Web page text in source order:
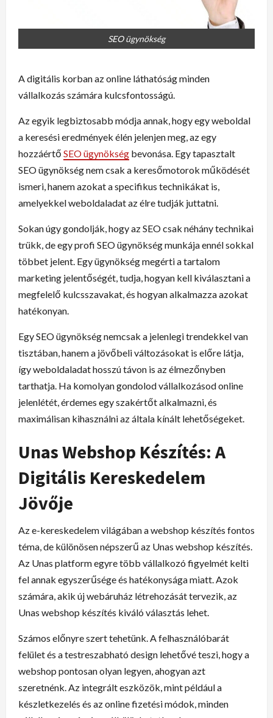
SEO ügynökség
A digitális korban az online láthatóság minden
vállalkozás számára kulcsfontosságú.
Az egyik legbiztosabb módja annak, hogy egy weboldal
a keresési eredmények élén jelenjen meg, az egy
hozzáértő SEO ügynökség bevonása. Egy tapasztalt
SEO ügynökség nem csak a keresőmotorok működését
ismeri, hanem azokat a specifikus technikákat is,
amelyekkel weboldaladat az élre tudják juttatni.
Sokan úgy gondolják, hogy az SEO csak néhány technikai
trükk, de egy profi SEO ügynökség munkája ennél sokkal
többet jelent. Egy ügynökség megérti a tartalom
marketing jelentőségét, tudja, hogyan kell kiválasztani a
megfelelő kulcsszavakat, és hogyan alkalmazza azokat
hatékonyan.
Egy SEO ügynökség nemcsak a jelenlegi trendekkel van
tisztában, hanem a jövőbeli változásokat is előre látja,
így weboldaladat hosszú távon is az élmezőnyben
tarthatja. Ha komolyan gondolod vállalkozásod online
jelenlétét, érdemes egy szakértőt alkalmazni, és
maximálisan kihasználni az általa kínált lehetőségeket.
Unas Webshop Készítés: A
Digitális Kereskedelem
Jövője
Az e-kereskedelem világában a webshop készítés fontos
téma, de különösen népszerű az Unas webshop készítés.
Az Unas platform egyre több vállalkozó figyelmét kelti
fel annak egyszerűsége és hatékonysága miatt. Azok
számára, akik új webáruház létrehozását tervezik, az
Unas webshop készítés kiváló választás lehet.
Számos előnyre szert tehetünk. A felhasználóbarát
felület és a testreszabható design lehetővé teszi, hogy a
webshop pontosan olyan legyen, ahogyan azt
szeretnénk. Az integrált eszközök, mint például a
készletkezelés és az online fizetési módok, minden